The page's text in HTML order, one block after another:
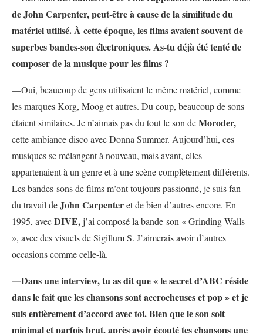
de John Carpenter, peut-être à cause de la similitude du
matériel utilisé. À cette époque, les films avaient souvent de
superbes bandes-son électroniques. As-tu déjà été tenté de
composer de la musique pour les films ?
—Oui, beaucoup de gens utilisaient le même matériel, comme
les marques Korg, Moog et autres. Du coup, beaucoup de sons
étaient similaires. Je n’aimais pas du tout le son deMoroder,
cette ambiance disco avec Donna Summer. Aujourd’hui, ces
musiques se mélangent à nouveau, mais avant, elles
appartenaient à un genre et à une scène complètement différents.
Les bandes-sons de films m’ont toujours passionné, je suis fan
du travail deJohn Carpenteret de bien d’autres encore. En
1995, avecDIVE,j’ai composé la bande-son « Grinding Walls
», avec des visuels de Sigillum S. J’aimerais avoir d’autres
occasions comme celle-là.
—Dans une interview, tu as dit que « le secret d’ABC réside
dans le fait que les chansons sont accrocheuses et pop » et je
suis entièrement d’accord avec toi. Bien que le son soit
minimal et parfois brut, après avoir écouté tes chansons une